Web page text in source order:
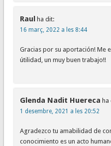
Raul ha dit:
16 març, 2022 a les 8:44
Gracias por su aportación! Me
útilidad, un muy buen trabajo!!
Glenda Nadit Huereca ha
1 desembre, 2021 a les 20:52
Agradezco tu amabilidad de
conocimiento es un acto